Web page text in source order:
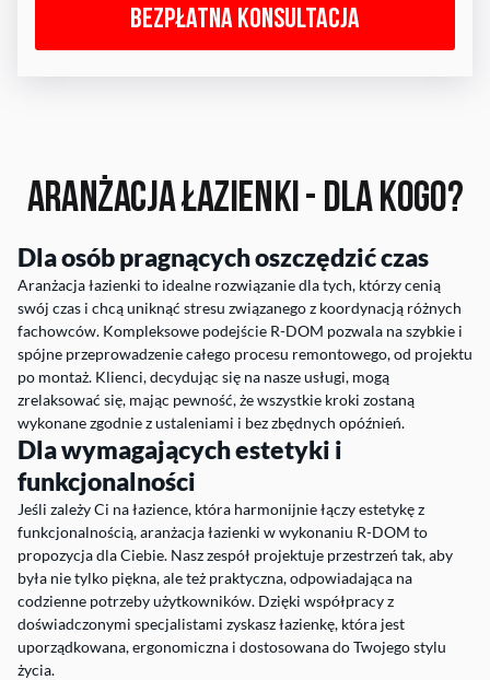
Bezpłatna konsultacja
Aranżacja Łazienki -Dla kogo?
Dla osób pragnących oszczędzić czas
Aranżacja łazienki to idealne rozwiązanie dla tych, którzy cenią
swój czas i chcą uniknąć stresu związanego z koordynacją różnych
fachowców. Kompleksowe podejście R-DOM pozwala na szybkie i
spójne przeprowadzenie całego procesu remontowego, od projektu
po montaż. Klienci, decydując się na nasze usługi, mogą
zrelaksować się, mając pewność, że wszystkie kroki zostaną
wykonane zgodnie z ustaleniami i bez zbędnych opóźnień.
Dla wymagających estetyki i
funkcjonalności
Jeśli zależy Ci na łazience, która harmonijnie łączy estetykę z
funkcjonalnością, aranżacja łazienki w wykonaniu R-DOM to
propozycja dla Ciebie. Nasz zespół projektuje przestrzeń tak, aby
była nie tylko piękna, ale też praktyczna, odpowiadająca na
codzienne potrzeby użytkowników. Dzięki współpracy z
doświadczonymi specjalistami zyskasz łazienkę, która jest
uporządkowana, ergonomiczna i dostosowana do Twojego stylu
życia.